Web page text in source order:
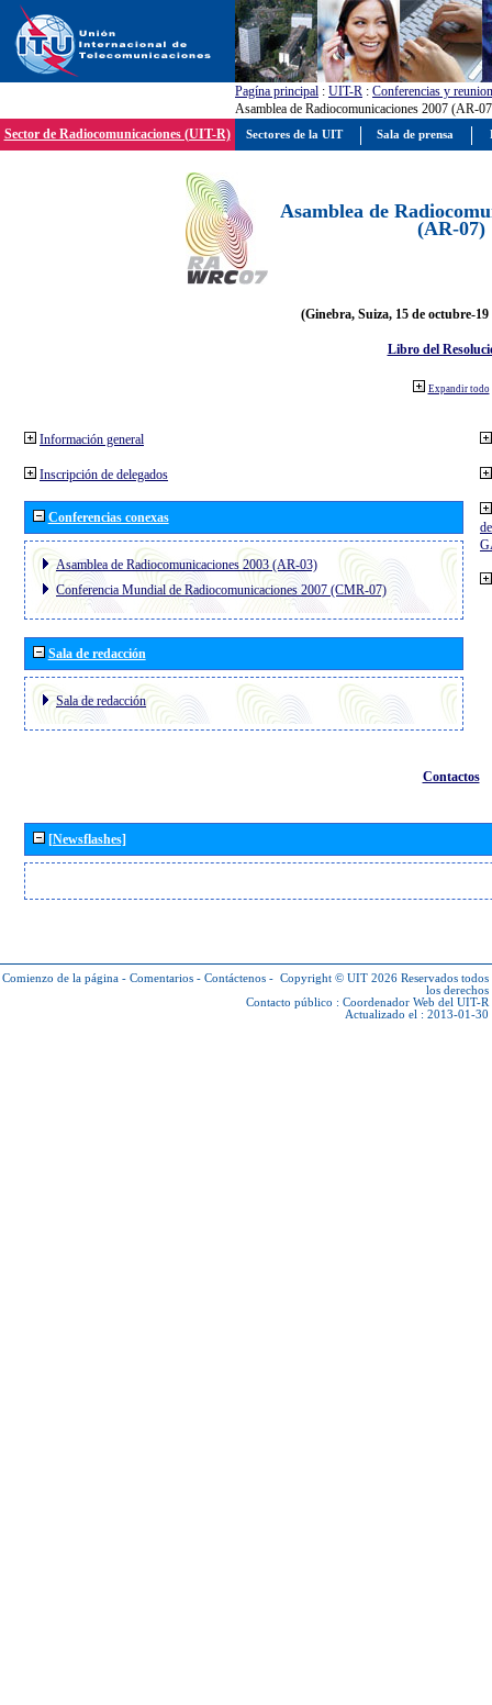
Pagína principal : UIT-R : Conferencias y
Asamblea de Radiocomunicaciones 2007 (AR-
Sector de Radiocomunicaciones (UIT-R)
Asamblea de
(AR-07)
(Ginebra, Suiza, 15 de octubre-19
Libro del
Expandir todo
Información general
Inscripción de delegados
Conferencias conexas
Asamblea de Radiocomunicaciones 2003 (AR-03)
Conferencia Mundial de Radiocomunicaciones 2007 (CMR-07)
Sala de redacción
Sala de redacción
Contactos
[Newsflashes]
Comienzo de la página - Comentarios - Contáctenos - Copyright © UIT 2026 Reservados todos
los derechos
Contacto público : Coordenador Web del UIT-R
Actualizado el : 2013-01-30
Sectores de la UIT Sala de prensa